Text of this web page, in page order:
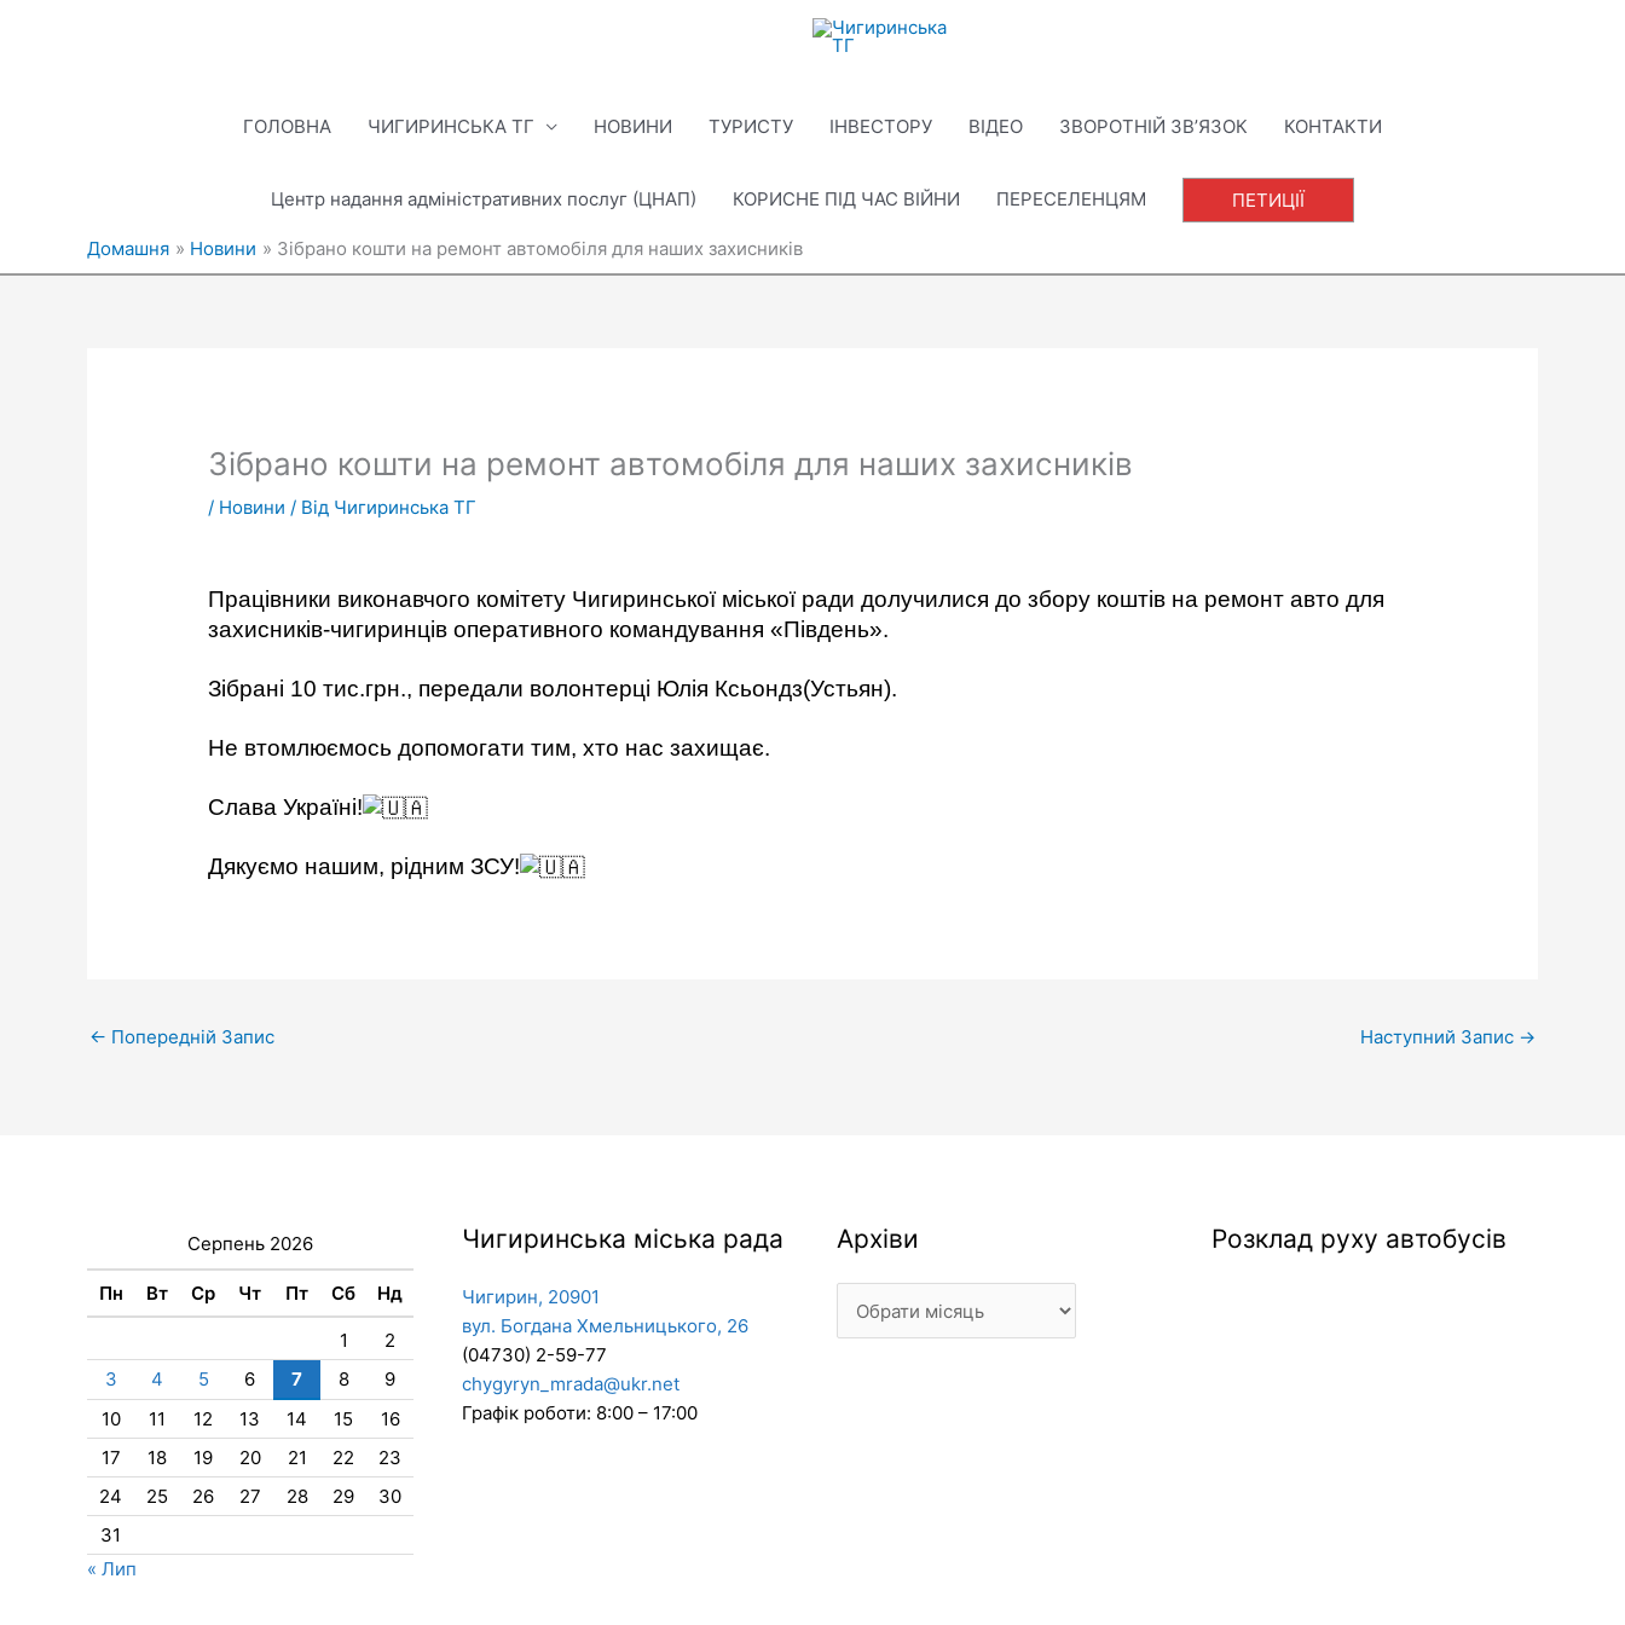
ГОЛОВНА ЧИГИРИНСЬКА ТГ НОВИНИ ТУРИСТУ ІНВЕСТОРУ ВІДЕО ЗВОРОТНІЙ ЗВ’ЯЗОК КОНТАКТИ
Центр надання адміністративних послуг (ЦНАП) КОРИСНЕ ПІД ЧАС ВІЙНИ ПЕРЕСЕЛЕНЦЯМ ПЕТИЦІЇ
Домашня Новини Зібрано кошти на ремонт автомобіля для наших захисників
Зібрано кошти на ремонт автомобіля для наших захисників
/ Новини / Від Чигиринська ТГ
Працівники виконавчого комітету Чигиринської міської ради долучилися до збору коштів на ремонт авто для
захисників-чигиринців оперативного командування «Південь».
Зібрані 10 тис.грн., передали волонтерці Юлія Ксьондз(Устьян).
Не втомлюємось допомогати тим, хто нас захищає.
Слава Україні!
Дякуємо нашим, рідним ЗСУ!
← Попередній Запис Наступний Запис →
Серпень 2026
Пн Вт Ср Чт Пт Сб Нд
1
2
3
4 5 6 7 8
9
10
11 12 13 14 15
16
17
18 19 20 21 22
23
24
25 26 27 28 29
30
31
« Лип
Чигиринська міська рада
Чигирин, 20901
вул. Богдана Хмельницького, 26
(04730) 2-59-77
chygyryn_mrada@ukr.net
Графік роботи: 8:00 – 17:00
Архіви
Архіви Розклад руху автобусів